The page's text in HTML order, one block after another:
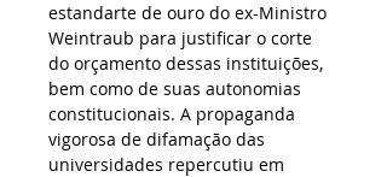
estandarte de ouro do ex-Ministro
Weintraub para justificar o corte
do orçamento dessas instituições,
bem como de suas autonomias
constitucionais. A propaganda
vigorosa de difamação das
universidades repercutiu em